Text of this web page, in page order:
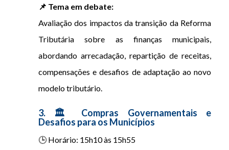
📌 Tema em debate:
Avaliação dos impactos da transição da Reforma
Tributária sobre as finanças municipais,
abordando arrecadação, repartição de receitas,
compensações e desafios de adaptação ao novo
modelo tributário.
3. 🏛 Compras Governamentais e
Desafios para os Municípios
🕒 Horário: 15h10 às 15h55